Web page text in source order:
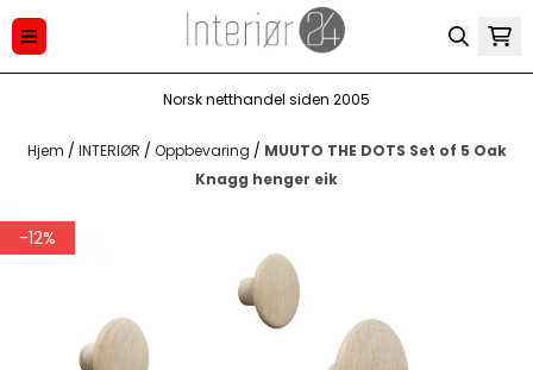
Hopp til innhold
Norsk netthandel siden 2005
Hjem / INTERIØR / Oppbevaring / MUUTO THE DOTS Set of 5 Oak
Knagg henger eik
-12%